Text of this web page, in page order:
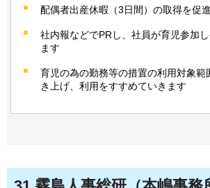
配偶者出産休暇（3日間）の取得を促
社内報などでPRし、社員が育児参加
ます
育児の為の勤務等の措置の利用対象
き上げ、利用をすすめていきます